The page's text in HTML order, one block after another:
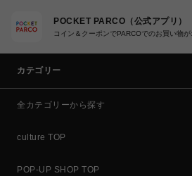
POCKET PARCO（公式アプリ）
コイン＆クーポンでPARCOでのお買い物が
カテゴリー
全カテゴリーから探す
culture TOP
POP-UP SHOP TOP